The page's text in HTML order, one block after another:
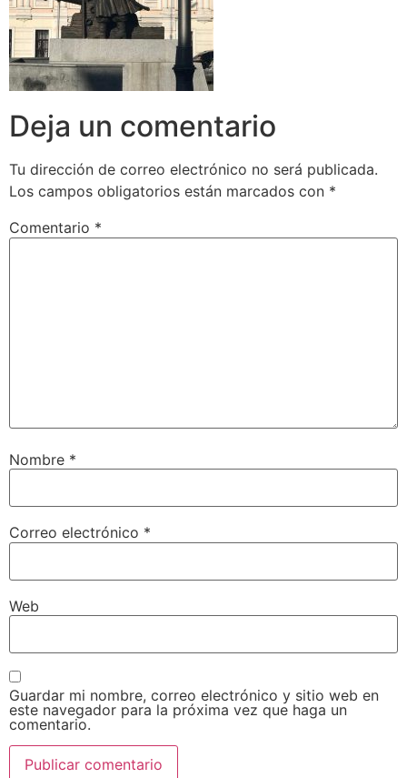
Deja un comentario
Tu dirección de correo electrónico no será publicada.
Los campos obligatorios están marcados con *
Comentario *
Nombre *
Correo electrónico *
Web
Guardar mi nombre, correo electrónico y sitio web en
este navegador para la próxima vez que haga un
comentario.